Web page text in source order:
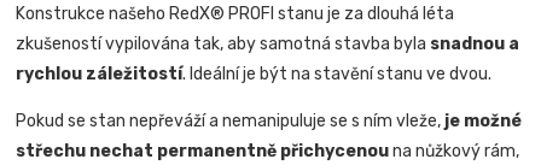
Konstrukce našeho RedX® PROFI stanu je za dlouhá léta
zkušeností vypilována tak, aby samotná stavba byla snadnou a
rychlou záležitostí. Ideální je být na stavění stanu ve dvou.
Pokud se stan nepřeváží a nemanipuluje se s ním vleže, je možné
střechu nechat permanentně přichycenouna nůžkový rám,